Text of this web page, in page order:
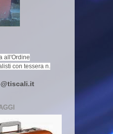
all'Ordine
con tessera n.